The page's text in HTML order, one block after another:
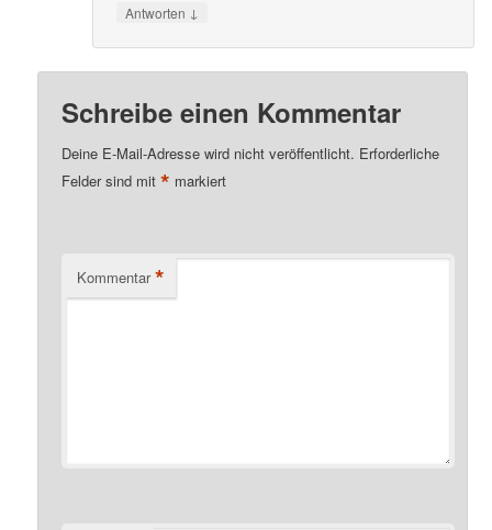
Antworten ↓
Schreibe einen Kommentar
Deine E-Mail-Adresse wird nicht veröffentlicht. Erforderliche
Felder sind mit* markiert
Kommentar *